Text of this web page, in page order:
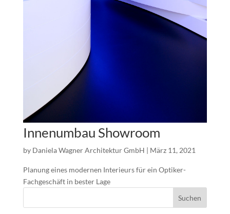
Innenumbau Showroom
by Daniela Wagner Architektur GmbH | März 11, 2021
Planung eines modernen Interieurs für ein Optiker-
Fachgeschäft in bester Lage